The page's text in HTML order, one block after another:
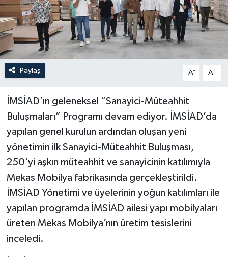
Paylaş A- A+
İMSİAD’ın geleneksel “Sanayici-Müteahhit
Buluşmaları” Programı devam ediyor. İMSİAD’da
yapılan genel kurulun ardından oluşan yeni
yönetimin ilk Sanayici-Müteahhit Buluşması,
250'yi aşkın müteahhit ve sanayicinin katılımıyla
Mekas Mobilya fabrikasında gerçekleştirildi.
İMSİAD Yönetimi ve üyelerinin yoğun katılımları ile
yapılan programda İMSİAD ailesi yapı mobilyaları
üreten Mekas Mobilya’nın üretim tesislerini
inceledi.